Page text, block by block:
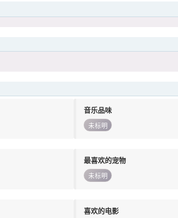
音乐品味
未标明
最喜欢的宠物
未标明
喜欢的电影